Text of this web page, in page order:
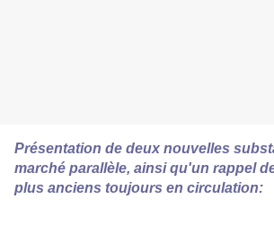
Présentation de deux nouvelles
marché parallèle, ainsi qu'un rappel
plus anciens toujours en circulation: